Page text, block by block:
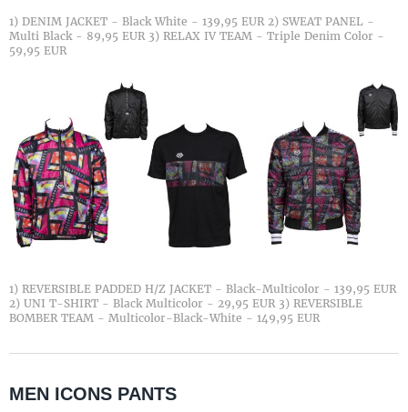
1) DENIM JACKET - Black White - 139,95 EUR 2) SWEAT PANEL -
Multi Black - 89,95 EUR 3) RELAX IV TEAM - Triple Denim Color -
59,95 EUR
1) REVERSIBLE PADDED H/Z JACKET - Black-Multicolor - 139,95 EUR
2) UNI T-SHIRT - Black Multicolor - 29,95 EUR 3) REVERSIBLE
BOMBER TEAM - Multicolor-Black-White - 149,95 EUR
MEN ICONS PANTS